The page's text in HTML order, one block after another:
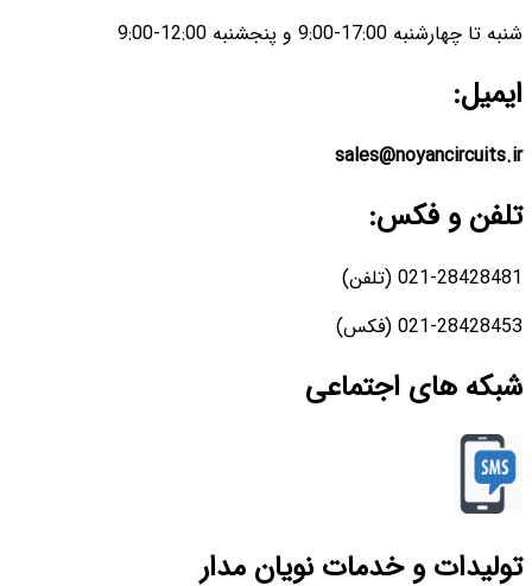
شنبه تا چهارشنبه 17:00-9:00 و پنجشنبه 12:00-9:00
ایمیل:
sales@noyancircuits.ir
تلفن و فکس:
021-28428481 (تلفن)
021-28428453 (فکس)
شبکه های اجتماعی
تولیدات و خدمات نویان مدار